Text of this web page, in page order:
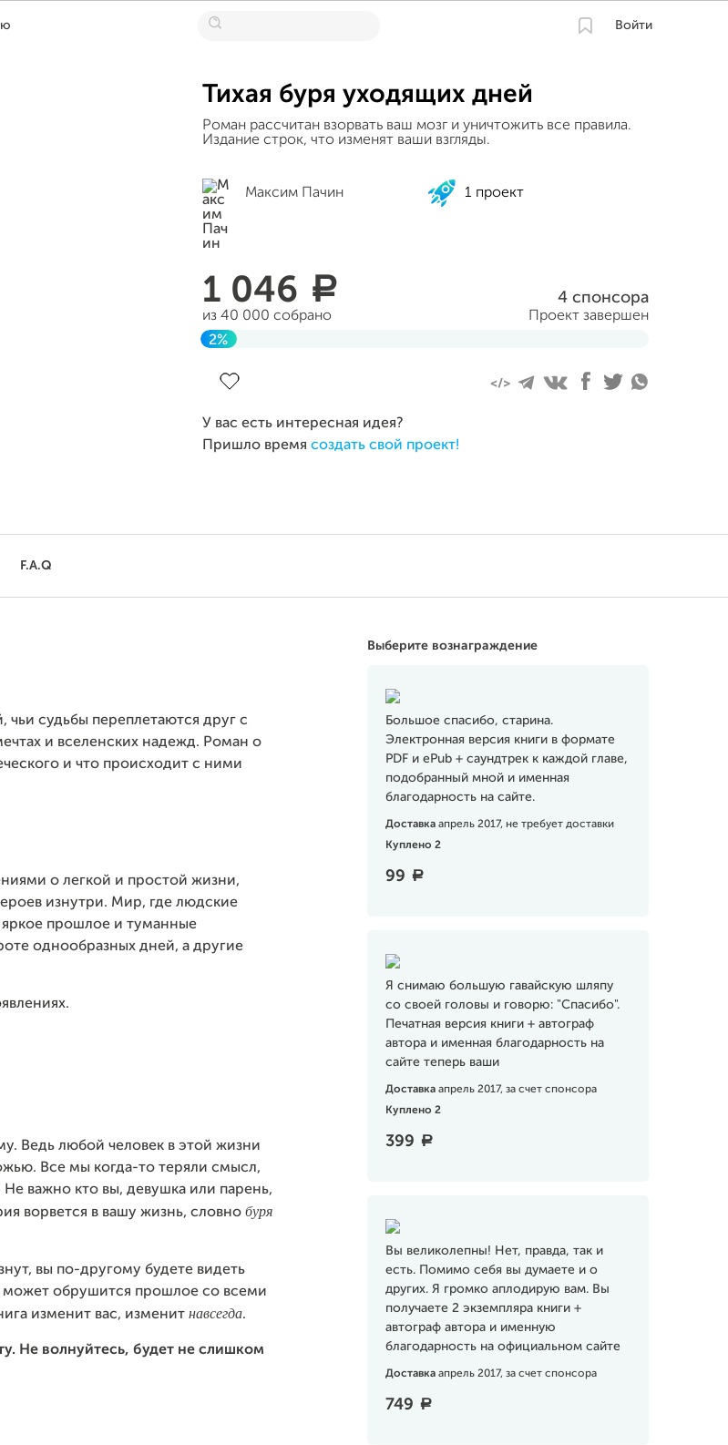
Войти
Тихая буря уходящих дней
Роман рассчитан взорвать ваш мозг и уничтожить все правила.
Издание строк, что изменят ваши взгляды.
Максим Пачин 1 проект
1 046 a
из 40 000 собрано
4 спонсора
Проект завершен
2%
У вас есть интересная идея?
Пришло время создать свой проект!
F.A.Q
Выберите вознаграждение
Большое спасибо, старина.
Электронная версия книги в формате
PDF и ePub + саундтрек к каждой главе,
подобранный мной и именная
благодарность на сайте.
Доставка апрель 2017, не требует доставки
Куплено 2
99 a
Я снимаю большую гавайскую шляпу
со своей головы и говорю: "Спасибо".
Печатная версия книги + автограф
автора и именная благодарность на
сайте теперь ваши
Доставка апрель 2017, за счет спонсора
Куплено 2
399 a
Вы великолепны! Нет, правда, так и
есть. Помимо себя вы думаете и о
других. Я громко аплодирую вам. Вы
получаете 2 экземпляра книги +
автограф автора и именную
благодарность на официальном сайте
Доставка апрель 2017, за счет спонсора
749 a
судьбы переплетаются друг с
и вселенских надежд. Роман о
и что происходит с ними
о легкой и простой жизни,
изнутри. Мир, где людские
прошлое и туманные
однообразных дней, а другие
Ведь любой человек в этой жизни
Все мы когда-то теряли смысл,
важно кто вы, девушка или парень,
ворвется в вашу жизнь, словно буря
вы по-другому будете видеть
может обрушится прошлое со всеми
изменит вас, изменит навсегда.
Не волнуйтесь, будет не слишком